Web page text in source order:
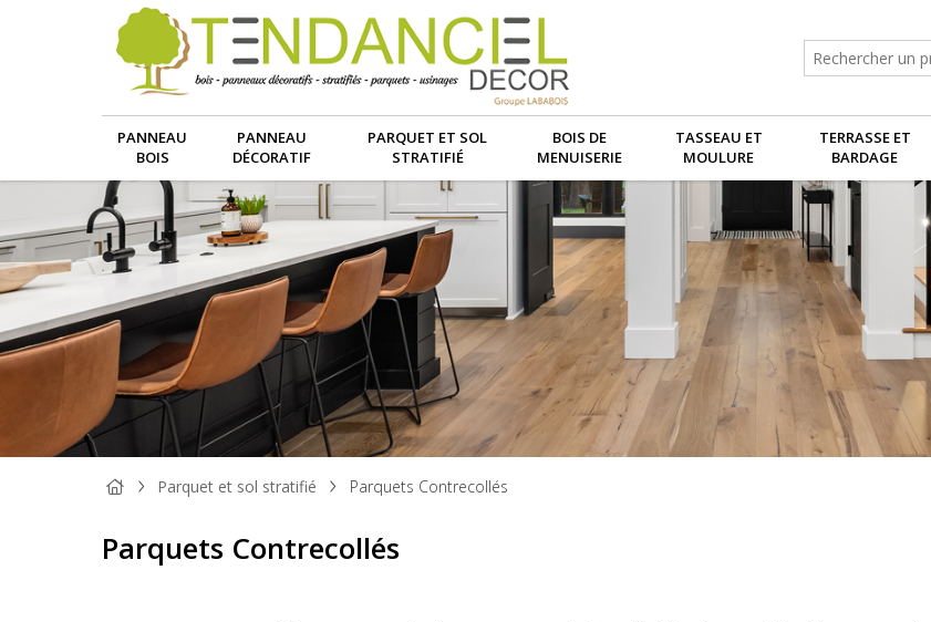
PANNEAU
BOIS
PANNEAU
DÉCORATIF
PARQUET ET SOL
STRATIFIÉ
BOIS DE
MENUISERIE
TASSEAU ET
MOULURE
TERRASSE ET
BARDAGE
Parquet et sol stratifié Parquets Contrecollés
Parquets Contrecollés